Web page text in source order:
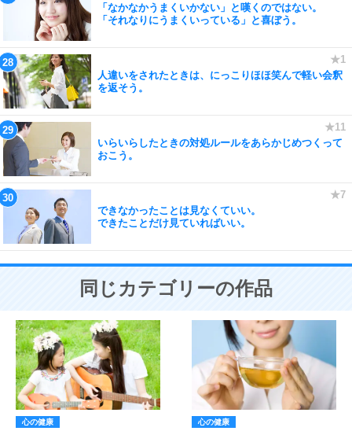
「なかなかうまくいかない」と嘆くのではない。
「それなりにうまくいっている」と喜ぼう。
人違いをされたときは、にっこりほほ笑んで軽い会釈
を返そう。
いらいらしたときの対処ルールをあらかじめつくって
おこう。
できなかったことは見なくていい。
できたことだけ見ていればいい。
同じカテゴリーの作品
心の健康 心の健康